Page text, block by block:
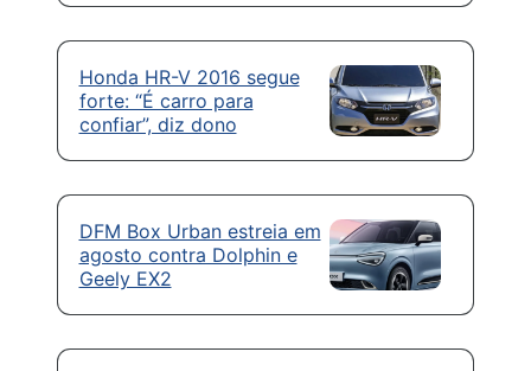
Honda HR-V 2016 segue
forte: “É carro para
confiar”, diz dono
DFM Box Urban estreia em
agosto contra Dolphin e
Geely EX2